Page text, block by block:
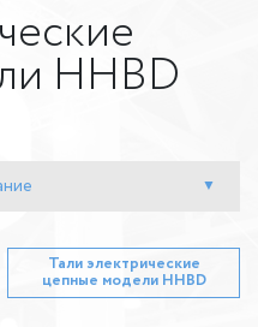
HHBD
Тали электрические
цепные модели HHBD